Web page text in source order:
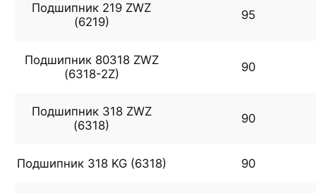
Подшипник 219 ZWZ
(6219)
95
Подшипник 80318 ZWZ
(6318-2Z)
90
Подшипник 318 ZWZ
(6318)
90
Подшипник 318 KG (6318) 90